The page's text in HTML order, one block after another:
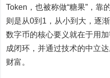
Token，也被称做“糖果”，靠
则是从0到1，从小到大，逐
数字币的核心要义就在于用
成闭环，并通过技术的中立
财富。